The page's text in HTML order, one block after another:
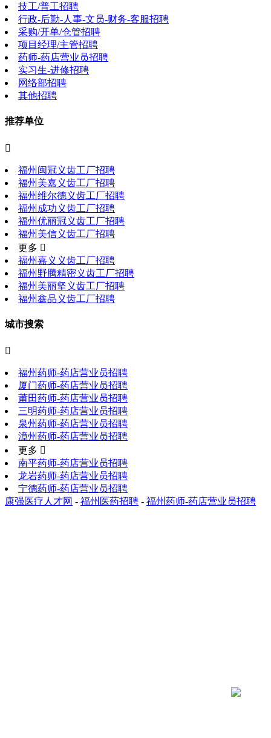
技工/普工招聘
行政-后勤-人事-文员-财务-客服招聘
采购/开单/仓管招聘
项目经理/主管招聘
药师-药店营业员招聘
实习生-进修招聘
网络部招聘
其他招聘
推荐单位

福州闽冠义齿工厂招聘
福州美嘉义齿工厂招聘
福州维尔德义齿工厂招聘
福州成功义齿工厂招聘
福州优丽冠义齿工厂招聘
福州美信义齿工厂招聘
更多 
福州嘉义义齿工厂招聘
福州野腾精密义齿工厂招聘
福州美丽坚义齿工厂招聘
福州鑫品义齿工厂招聘
城市搜索

福州药师-药店营业员招聘
厦门药师-药店营业员招聘
莆田药师-药店营业员招聘
三明药师-药店营业员招聘
泉州药师-药店营业员招聘
漳州药师-药店营业员招聘
更多 
南平药师-药店营业员招聘
龙岩药师-药店营业员招聘
宁德药师-药店营业员招聘
康强医疗人才网 - 福州医药招聘 - 福州药师-药店营业员招聘